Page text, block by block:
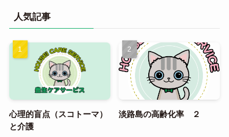
人気記事
心理的盲点（スコトーマ）
と介護
淡路島の高齢化率 ２